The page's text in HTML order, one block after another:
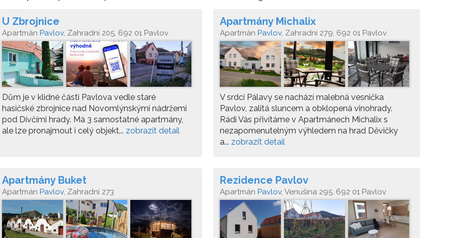
U Zbrojnice
Apartmán Pavlov, Zahradní 205, 692 01 Pavlov
Dům je v klidné části Pavlova vedle staré
hasičské zbrojnice nad Novomlýnskými nádržemi
pod Dívčími hrady. Má 3 samostatné apartmány,
ale lze pronajmout i celý objekt... zobrazit detail
Apartmány Michalix
Apartmán Pavlov, Zahradní 279, 692 01 Pavlov
V srdci Pálavy se nachází malebná vesnička
Pavlov, zalitá sluncem a obklopená vinohrady.
Rádi Vás přivítáme v Apartmánech Michalix s
nezapomenutelným výhledem na hrad Děvičky
a... zobrazit detail
Apartmány Buket
Apartmán Pavlov, Zahradní 273
Rezidence Pavlov
Apartmán Pavlov, Venušina 295, 692 01 Pavlov